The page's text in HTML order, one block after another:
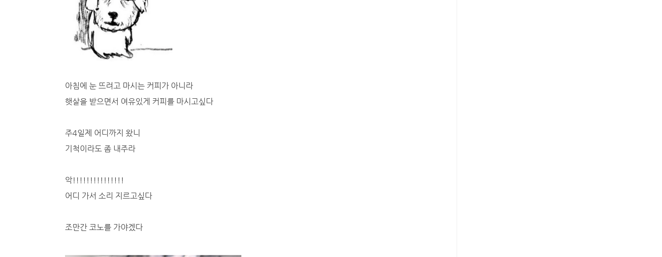
아침에 눈 뜨려고 마시는 커피가 아니라
햇살을 받으면서 여유있게 커피를 마시고싶다
주4일제 어디까지 왔니
기척이라도 좀 내주라
악!!!!!!!!!!!!!!!
어디 가서 소리 지르고싶다
조만간 코노를 가야겠다